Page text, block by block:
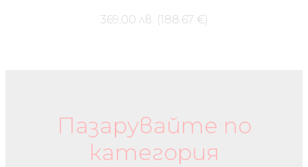
369,00 лв. (188.67 €)
Пазарувайте по
категория